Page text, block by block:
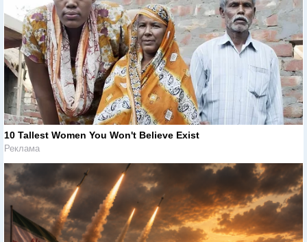
10 Tallest Women You Won't Believe Exist
Реклама